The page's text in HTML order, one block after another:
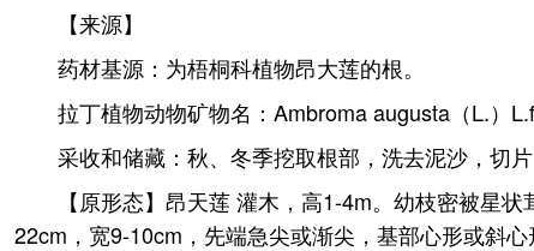
【来源】
药材基源：为梧桐科植物昂大莲的根。
拉丁植物动物矿物名：Ambroma augusta（L.）
采收和储藏：秋、冬季挖取根部，洗去泥沙，切片
【原形态】昂天莲 灌木，高1-4m。幼枝密被星
22cm，宽9-10cm，先端急尖或渐尖，基部心形或斜